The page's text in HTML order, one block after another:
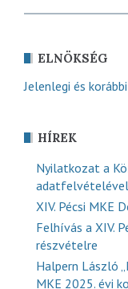
ELNÖKSÉG
Jelenlegi és
HÍREK
Nyilatkozat a
XIV. Pécsi MKE
Felhívás a XIV.
részvételre
Halpern László
MKE 2025. évi